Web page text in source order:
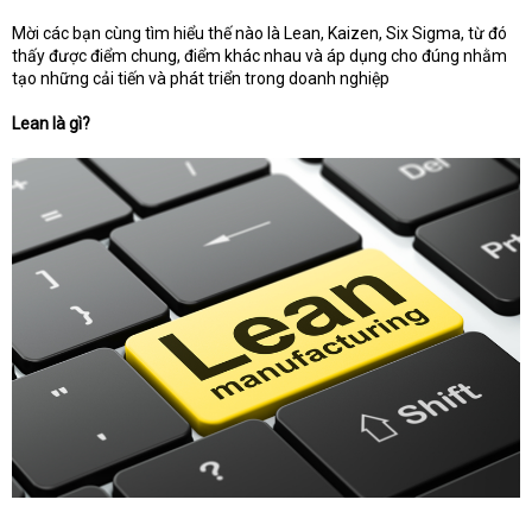
Mời các bạn cùng tìm hiểu thế nào là Lean, Kaizen, Six Sigma, từ đó
thấy được điểm chung, điểm khác nhau và áp dụng cho đúng nhằm
tạo những cải tiến và phát triển trong doanh nghiệp
Lean là gì?